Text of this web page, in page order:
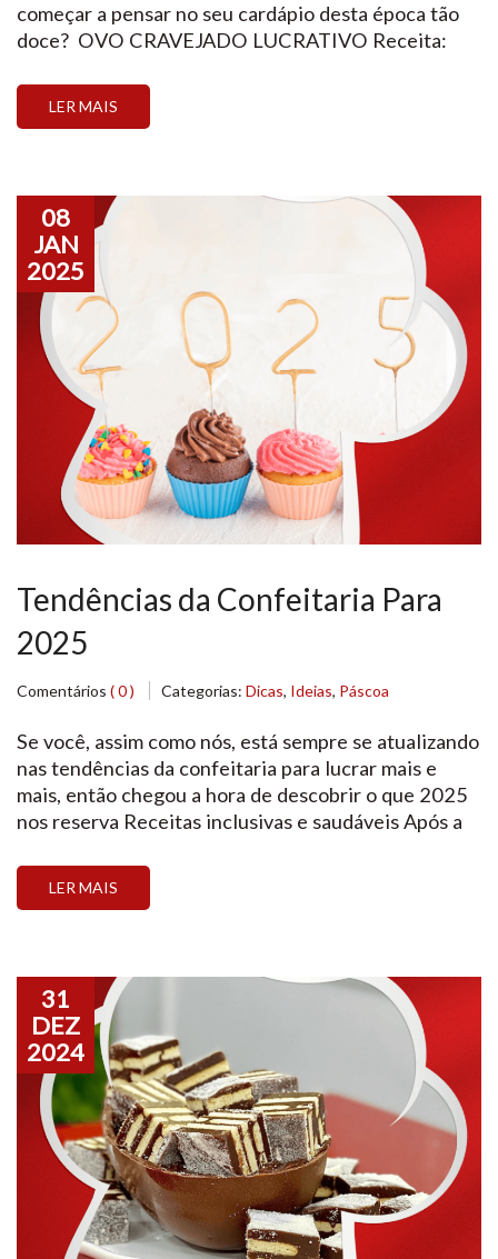
começar a pensar no seu cardápio desta época tão
doce? OVO CRAVEJADO LUCRATIVO Receita:
Casca: Montagem: PREPARO Rendimento: 1 ovo
cravejadoValidade: 15 dias MINI OVO RUBY COM
LER MAIS
Tendências da Confeitaria Para
2025
Comentários ( 0 ) Categorias: Dicas, Ideias, Páscoa
Se você, assim como nós, está sempre se atualizando
nas tendências da confeitaria para lucrar mais e
mais, então chegou a hora de descobrir o que 2025
nos reserva Receitas inclusivas e saudáveis Após a
não seria diferente com a confeitaria, não é mesmo?
Opções veganas, […]
LER MAIS
08
JAN
2025
31
DEZ
2024